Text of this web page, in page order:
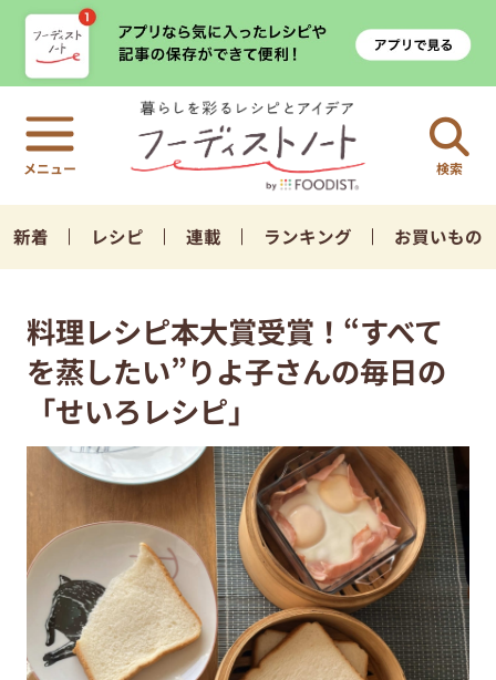
検索
新着 レシピ 連載 ランキング お買いもの
料理レシピ本大賞受賞！“すべて
を蒸したい”りよ子さんの毎日の
「せいろレシピ」